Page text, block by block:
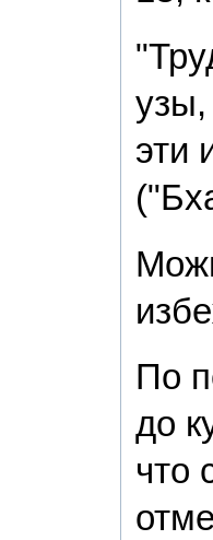
узы,
эти
По
до
что